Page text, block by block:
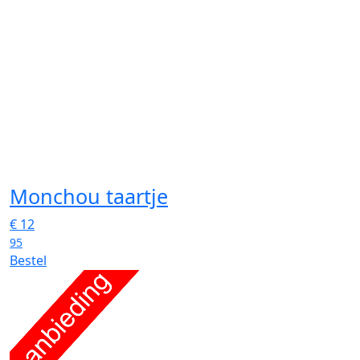
Monchou taartje
€ 12
95
Bestel